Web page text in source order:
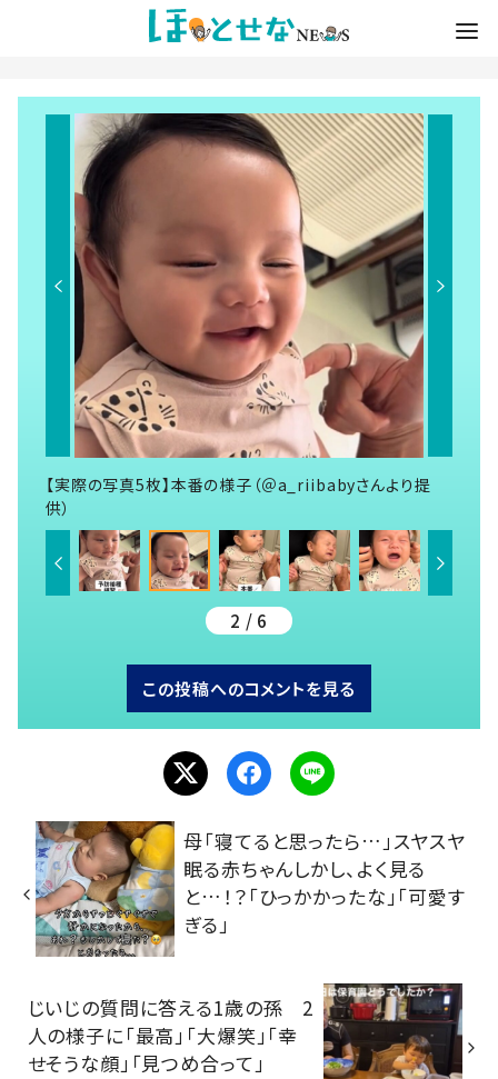
【実際の写真5枚】本番の様子（＠a_riibabyさんより提
供）
2 / 6
この投稿へのコメントを見る
母「寝てると思ったら…」スヤスヤ
眠る赤ちゃんしかし、よく見る
と…！？「ひっかかったな」「可愛す
ぎる」
じいじの質問に答える1歳の孫 2
人の様子に「最高」「大爆笑」「幸
せそうな顔」「見つめ合って」